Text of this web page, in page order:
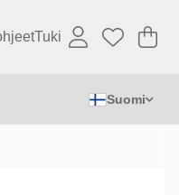
Tuki .
Suomi